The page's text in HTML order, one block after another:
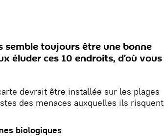
semble toujours être une bonne
éluder ces 10 endroits, d’où vous
devrait être installée sur les plages
des menaces auxquelles ils risquent
biologiques